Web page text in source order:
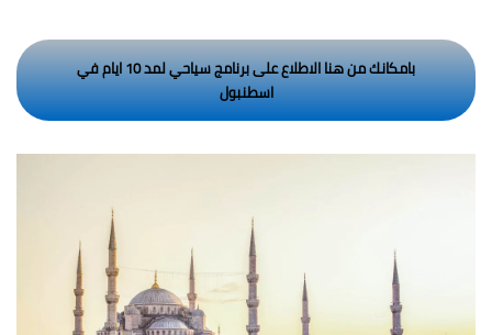
بامكانك من هنا الاطلاع على برنامج سياحي لمد 10 ايام في
اسطنبول